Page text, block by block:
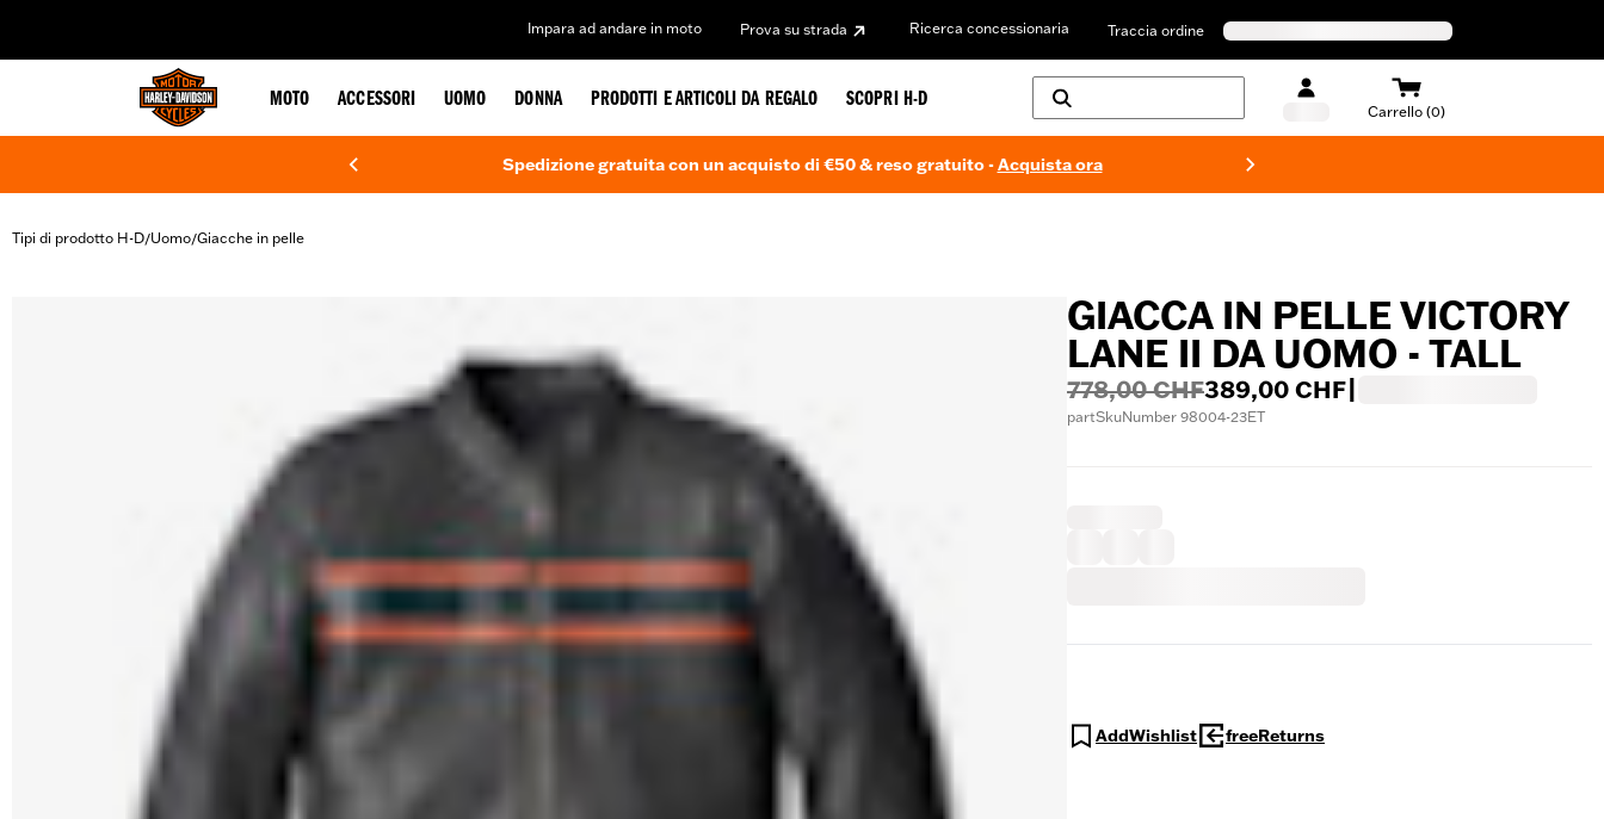
Impara ad andare in moto Prova su strada Ricerca concessionaria Traccia ordine
MOTO ACCESSORI UOMO DONNA PRODOTTI E ARTICOLI DA REGALO SCOPRI H-D
Carrello (0)
Spedizione gratuita con un acquisto di €50 & reso gratuito -Acquista ora
Tipi di prodotto H-D/Uomo/Giacche in pelle
GIACCA IN PELLE VICTORY
LANE II DA UOMO - TALL
778,00 CHF389,00 CHF
partSkuNumber 98004-23ET
AddWishlist freeReturns